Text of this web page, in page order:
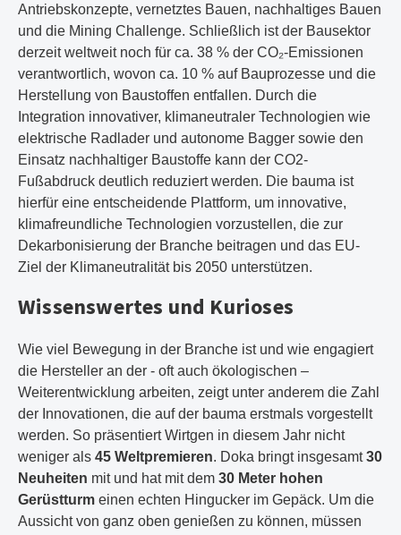
Antriebskonzepte, vernetztes Bauen, nachhaltiges Bauen
und die Mining Challenge. Schließlich ist der Bausektor
derzeit weltweit noch für ca. 38 % der CO₂-Emissionen
verantwortlich, wovon ca. 10 % auf Bauprozesse und die
Herstellung von Baustoffen entfallen. Durch die
Integration innovativer, klimaneutraler Technologien wie
elektrische Radlader und autonome Bagger sowie den
Einsatz nachhaltiger Baustoffe kann der CO2-
Fußabdruck deutlich reduziert werden. Die bauma ist
hierfür eine entscheidende Plattform, um innovative,
klimafreundliche Technologien vorzustellen, die zur
Dekarbonisierung der Branche beitragen und das EU-
Ziel der Klimaneutralität bis 2050 unterstützen.
Wissenswertes und Kurioses
Wie viel Bewegung in der Branche ist und wie engagiert
die Hersteller an der - oft auch ökologischen –
Weiterentwicklung arbeiten, zeigt unter anderem die Zahl
der Innovationen, die auf der bauma erstmals vorgestellt
werden. So präsentiert Wirtgen in diesem Jahr nicht
weniger als 45 Weltpremieren. Doka bringt insgesamt30
Neuheiten mit und hat mit dem 30 Meter hohen
Gerüstturm einen echten Hingucker im Gepäck. Um die
Aussicht von ganz oben genießen zu können, müssen